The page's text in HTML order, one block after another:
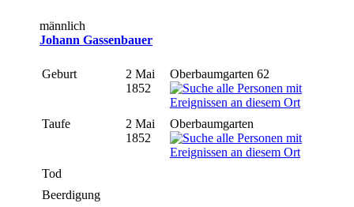
männlich
Johann Gassenbauer
Geburt
2 Mai
1852
Oberbaumgarten 62
Taufe
2 Mai
1852
Oberbaumgarten
Tod
Beerdigung